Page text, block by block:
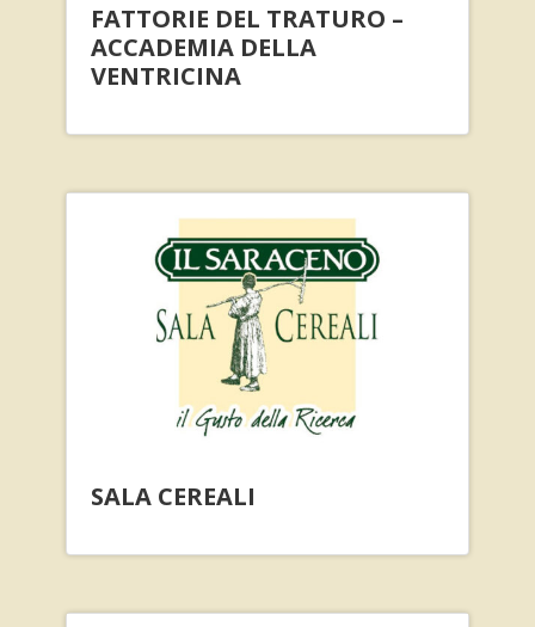
FATTORIE DEL TRATURO –
ACCADEMIA DELLA
VENTRICINA
SALA CEREALI